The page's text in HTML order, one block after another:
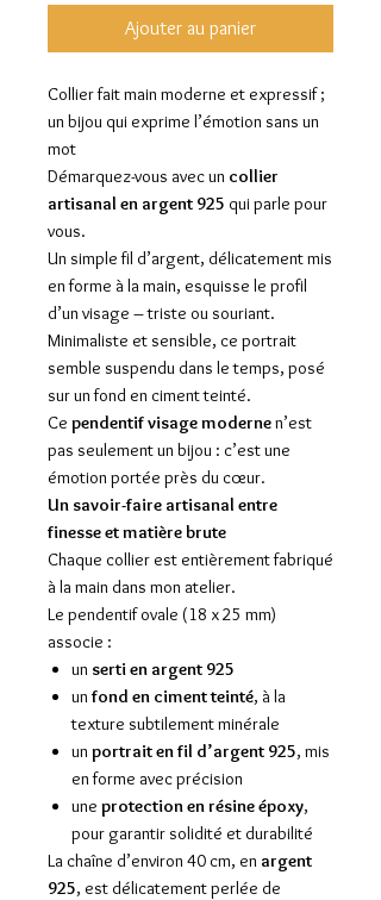
Ajouter au panier
Collier fait main moderne et expressif ;
un bijou qui exprime l’émotion sans un
mot
Démarquez-vous avec un collier
artisanal en argent 925 qui parle pour
vous.
Un simple fil d’argent, délicatement mis
en forme à la main, esquisse le profil
d’un visage – triste ou souriant.
Minimaliste et sensible, ce portrait
semble suspendu dans le temps, posé
sur un fond en ciment teinté.
Ce pendentif visage modernen’est
pas seulement un bijou : c’est une
émotion portée près du cœur.
Un savoir-faire artisanal entre
finesse et matière brute
Chaque collier est entièrement fabriqué
à la main dans mon atelier.
Le pendentif ovale (18 x 25 mm)
associe :
un serti en argent 925
unfond en ciment teinté, à la
texture subtilement minérale
un portrait en fil d’argent 925, mis
en forme avec précision
une protection en résine époxy,
pour garantir solidité et durabilité
La chaîne d’environ 40 cm, en argent
925, est délicatement perlée de